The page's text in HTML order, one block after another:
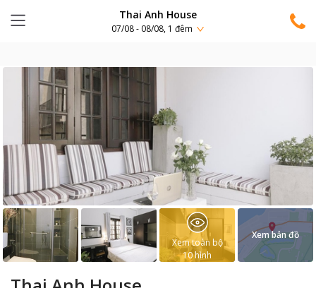
Thai Anh House
07/08 - 08/08, 1 đêm
Xem toàn bộ
10hình
Xem bản đồ